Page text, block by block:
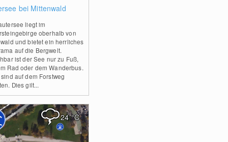
bei Mittenwald
liegt im
oberhalb von
und bietet ein herrliches
auf die Bergwelt.
ist der See nur zu Fuß,
Rad oder dem Wanderbus.
auf dem Forstweg
Dies gilt...
24°C